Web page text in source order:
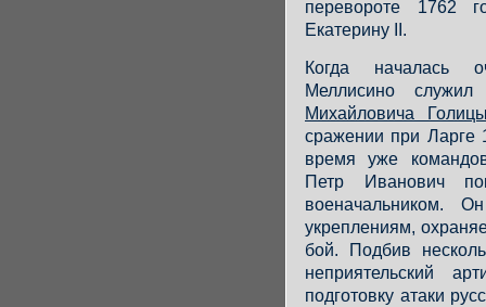
перевороте 1762
Екатерину II.
Когда началась
Меллисино
Михайловича
сражении при Ларге
время уже
Петр Иванович
военачальником.
укреплениям,
бой. Подбив
неприятельский
подготовку атаки